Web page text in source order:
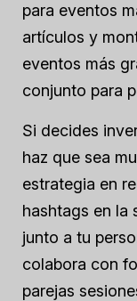
para eventos
artículos y
eventos más
conjunto para
Si decides
haz que sea
estrategia en
hashtags en la
junto a tu
colabora con
parejas